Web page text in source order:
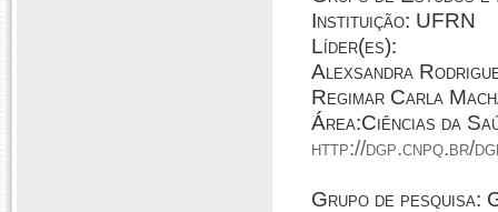
Instituição: UFRN
Líder(es):
Alexsandra
Regimar Carla
Área:Ciências da
http://dgp.cnpq.br/
Grupo de pesquisa: